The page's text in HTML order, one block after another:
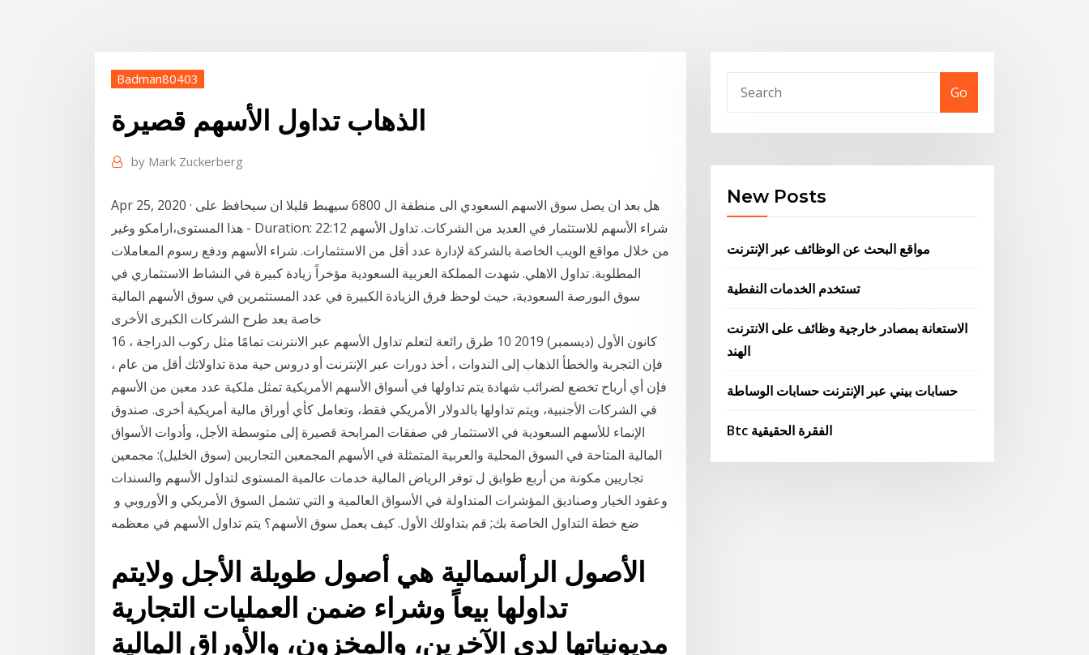
Badman80403
الذهاب تداول الأسهم قصيرة
by Mark Zuckerberg
Apr 25, 2020 · هل بعد ان يصل سوق الاسهم السعودي الى منطقة ال 6800 سيهبط قليلا ان سيحافظ على
هذا المستوى،ارامكو وغير - Duration: 22:12 شراء الأسهم للاستثمار في العديد من الشركات. تداول الأسهم
من خلال مواقع الويب الخاصة بالشركة لإدارة عدد أقل من الاستثمارات. شراء الأسهم ودفع رسوم المعاملات
المطلوبة. تداول الاهلي. شهدت المملكة العربية السعودية مؤخراً زيادة كبيرة في النشاط الاستثماري في
سوق البورصة السعودية، حيث لوحظ فرق الزيادة الكبيرة في عدد المستثمرين في سوق الأسهم المالية
خاصة بعد طرح الشركات الكبرى الأخرى
16 كانون الأول (ديسمبر) 2019 10 طرق رائعة لتعلم تداول الأسهم عبر الانترنت تمامًا مثل ركوب الدراجة ،
فإن التجربة والخطأ الذهاب إلى الندوات ، أخذ دورات عبر الإنترنت أو دروس حية مدة تداولاتك أقل من عام ،
فإن أي أرباح تخضع لضرائب شهادة يتم تداولها في أسواق الأسهم الأمريكية تمثل ملكية عدد معين من الأسهم
في الشركات الأجنبية، ويتم تداولها بالدولار الأمريكي فقط، وتعامل كأي أوراق مالية أمريكية أخرى. صندوق
الإنماء للأسهم السعودية في الاستثمار في صفقات المرابحة قصيرة إلى متوسطة الأجل، وأدوات الأسواق
المالية المتاحة في السوق المحلية والعربية المتمثلة في الأسهم المجمعين التجاريين (سوق الخليل): مجمعين
تجاريين مكونة من أربع طوابق ل توفر الرياض المالية خدمات عالمية المستوى لتداول الأسهم والسندات
وعقود الخيار وصناديق المؤشرات المتداولة في الأسواق العالمية و التي تشمل السوق الأمريكي و الأوروبي و
الأصول الرأسمالية هي أصول طويلة الأجل ولايتم
تداولها بيعاً وشراء ضمن العمليات التجارية
مديونياتها لدى الآخرين، والمخزون، والأوراق المالية
Go
New Posts
مواقع البحث عن الوظائف عبر الإنترنت
تستخدم الخدمات النفطية
الاستعانة بمصادر خارجية وظائف على الانترنت
الهند
حسابات بيني عبر الإنترنت حسابات الوساطة
Btc الفقرة الحقيقية